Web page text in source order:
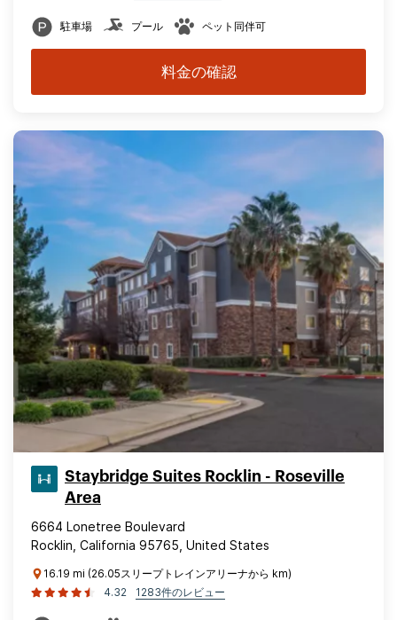
駐車場 プール ペット同伴可
料金の確認
Staybridge Suites Rocklin - Roseville
Area
6664 Lonetree Boulevard
Rocklin, California 95765, United States
16.19 mi (26.05スリープトレインアリーナから km)
4.32
1283件のレビュー